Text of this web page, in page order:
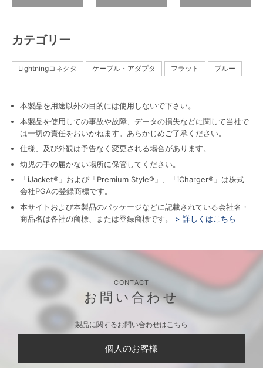
カテゴリー
Lightningコネクタ ケーブル・アダプタ フラット ブルー
本製品を用途以外の目的には使用しないで下さい。
本製品を使用しての事故や故障、データの損失などに関して当社で
は一切の責任をおいかねます。あらかじめご了承ください。
仕様、及び外観は予告なく変更される場合があります。
幼児の手の届かない場所に保管してください。
「iJacket®」および「Premium Style®」、「iCharger®」は株式
会社PGAの登録商標です。
本サイトおよび本製品のパッケージなどに記載されている会社名・
商品名は各社の商標、または登録商標です。
> 詳しくはこちら
CONTACT
お問い合わせ
製品に関するお問い合わせはこちら
個人のお客様